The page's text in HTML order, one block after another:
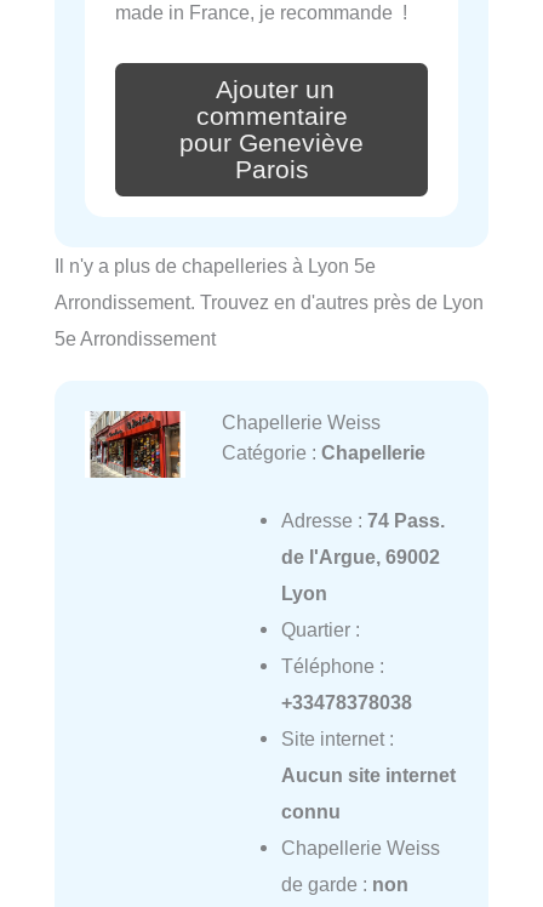
made in France, je recommande !
Ajouter un
commentaire
pour Geneviève
Parois
Il n'y a plus de chapelleries à Lyon 5e
Arrondissement. Trouvez en d'autres près de Lyon
5e Arrondissement
Chapellerie Weiss
Catégorie : Chapellerie
Adresse : 74 Pass.
de l'Argue, 69002
Lyon
Quartier :
Téléphone :
+33478378038
Site internet :
Aucun site internet
connu
Chapellerie Weiss
de garde : non